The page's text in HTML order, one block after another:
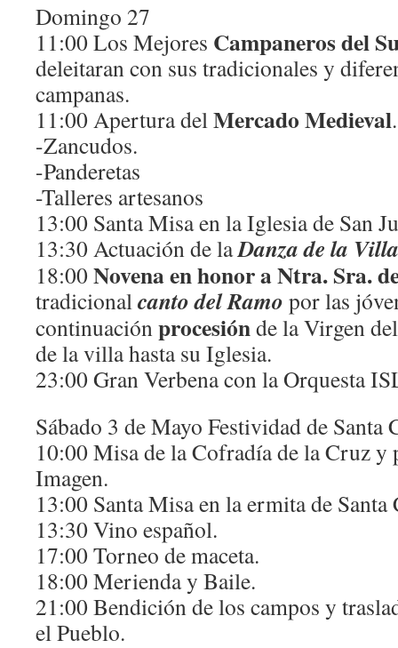
Domingo 27
11:00 Los Mejores Campaneros del
deleitaran con sus tradicionales y
campanas.
11:00 Apertura delMercado Medieval.
-Zancudos.
-Panderetas
-Talleres artesanos
13:00 Santa Misa en la Iglesia de San
13:30 Actuación de laDanza de la Villa
18:00Novena en honor a Ntra. Sra.
tradicionalcanto del Ramo por las
continuaciónprocesiónde la Virgen
de la villa hasta su Iglesia.
23:00 Gran Verbena con la Orquesta
Sábado 3 de Mayo Festividad de Santa
10:00 Misa de la Cofradía de la Cruz y
Imagen.
13:00 Santa Misa en la ermita de Santa
13:30 Vino español.
17:00 Torneo de maceta.
18:00 Merienda y Baile.
21:00 Bendición de los campos y
el Pueblo.